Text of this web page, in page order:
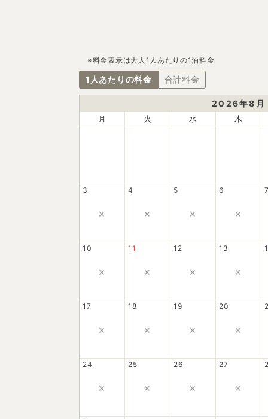
※料金表示は大人1人あたりの1泊料金
1人あたりの料金 合計料金
2026年8 月
月 火 水 木
3
×
4
×
5
×
6
×
10
×
11
×
12
×
13
×
17
×
18
×
19
×
20
×
24
×
25
×
26
×
27
×